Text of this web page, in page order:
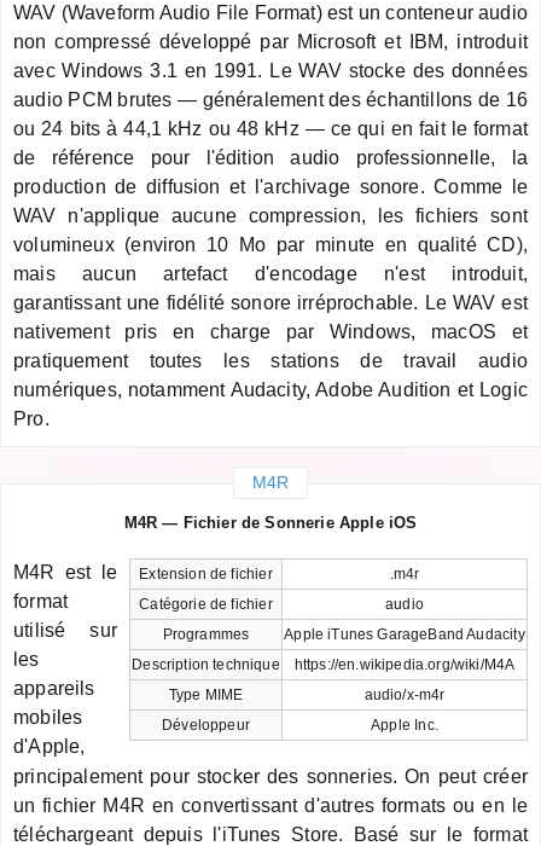
WAV (Waveform Audio File Format) est un conteneur audio
non compressé développé par Microsoft et IBM, introduit
avec Windows 3.1 en 1991. Le WAV stocke des données
audio PCM brutes — généralement des échantillons de 16
ou 24 bits à 44,1 kHz ou 48 kHz — ce qui en fait le format
de référence pour l'édition audio professionnelle, la
production de diffusion et l'archivage sonore. Comme le
WAV n'applique aucune compression, les fichiers sont
volumineux (environ 10 Mo par minute en qualité CD),
mais aucun artefact d'encodage n'est introduit,
garantissant une fidélité sonore irréprochable. Le WAV est
nativement pris en charge par Windows, macOS et
pratiquement toutes les stations de travail audio
numériques, notamment Audacity, Adobe Audition et Logic
Pro.
M4R
M4R — Fichier de Sonnerie Apple iOS
Extension de fichier
.m4r
Catégorie de fichier
audio
Programmes
Apple iTunes GarageBand Audacity
Description technique
https://en.wikipedia.org/wiki/M4A
Type MIME
audio/x-m4r
Développeur
Apple Inc.
M4R est le
format
utilisé sur
les
appareils
mobiles
d'Apple,
principalement pour stocker des sonneries. On peut créer
un fichier M4R en convertissant d'autres formats ou en le
téléchargeant depuis l'iTunes Store. Basé sur le format